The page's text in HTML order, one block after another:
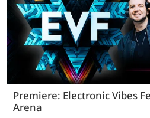
Premiere: Electronic Vibes
Arena